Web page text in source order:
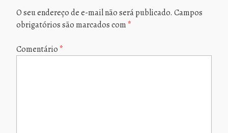
O seu endereço de e-mail não será publicado. Campos
obrigatórios são marcados com *
Comentário *